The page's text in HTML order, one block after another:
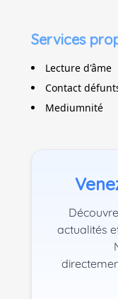
Services
Lecture d'âme
Contact
Mediumnité
actualités